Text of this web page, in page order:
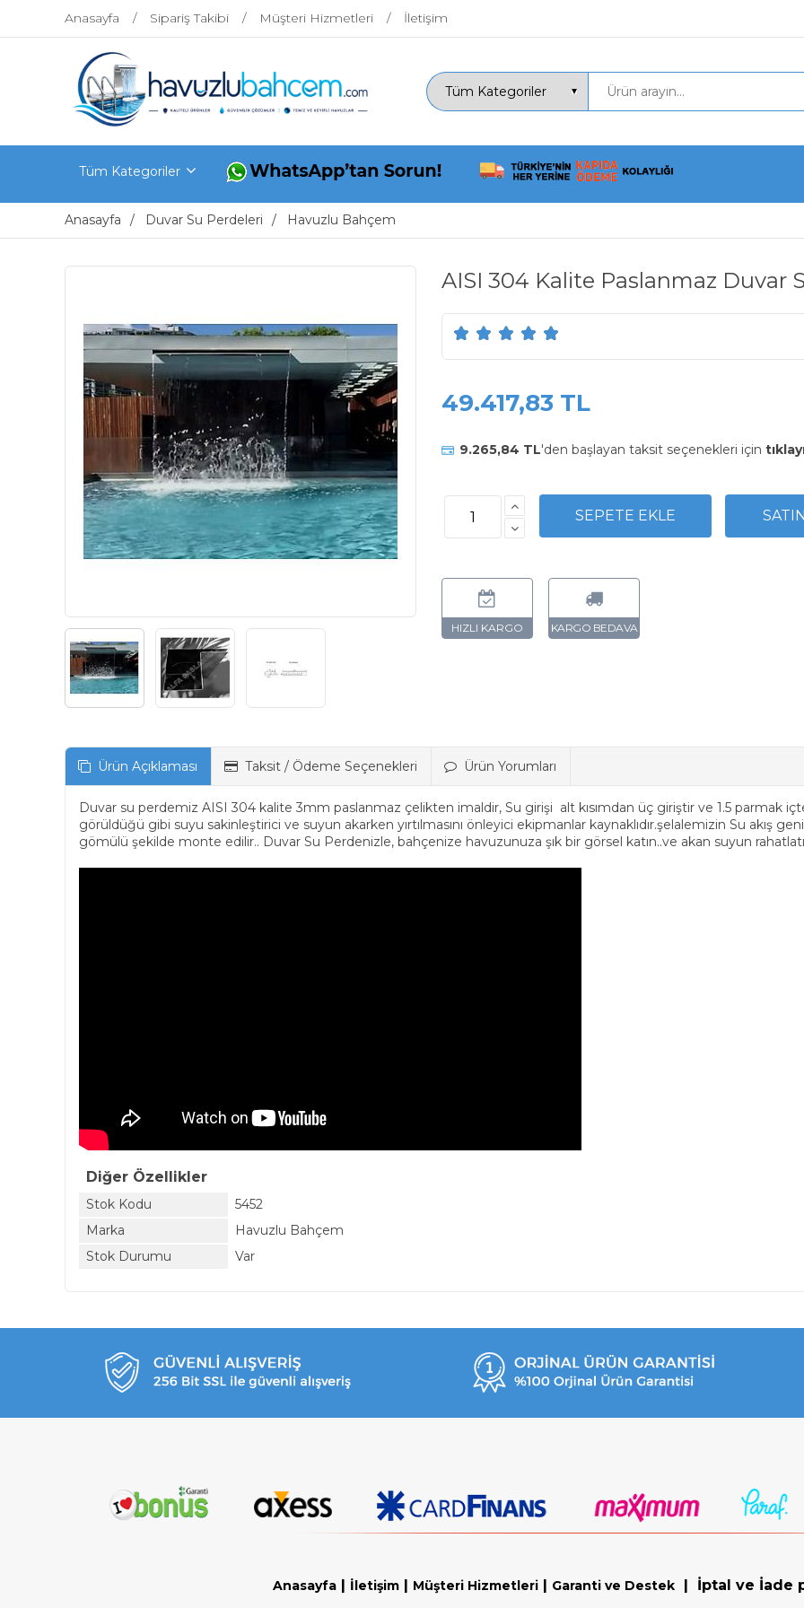
Anasayfa Sipariş Takibi Müşteri Hizmetleri İletişim
Tüm Kategoriler
Anasayfa Duvar Su Perdeleri Havuzlu Bahçem
AISI 304 Kalite Paslanmaz Duvar
49.417,83 TL
9.265,84 TL'den başlayan taksit seçenekleri için
Ürün Açıklaması Taksit / Ödeme Seçenekleri Ürün Yorumları
Duvar su perdemiz AISI 304 kalite 3mm paslanmaz çelikten imaldir, Su girişi alt kısımdan üç giriştir ve 1.5 parmak
görüldüğü gibi suyu sakinleştirici ve suyun akarken yırtılmasını önleyici ekipmanlar kaynaklıdır.şelalemizin Su akış
gömülü şekilde monte edilir.. Duvar Su Perdenizle, bahçenize havuzunuza şık bir görsel katın..ve akan suyun
Diğer Özellikler
Stok Kodu
5452
Marka
Havuzlu Bahçem
Stok Durumu
Var
Anasayfa| İletişim| Müşteri Hizmetleri| Garanti ve Destek| İptal ve İade